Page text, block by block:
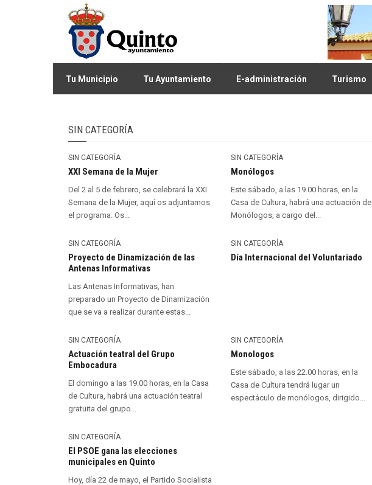
Tu Municipio Tu Ayuntamiento E-administración Turismo
SIN CATEGORÍA
SIN CATEGORÍA
XXI Semana de la Mujer
Del 2 al 5 de febrero, se celebrará la XXI
Semana de la Mujer, aquí os adjuntamos
el programa. Os...
SIN CATEGORÍA
Monólogos
Este sábado, a las 19.00 horas, en la
Casa de Cultura, habrá una actuación de
Monólogos, a cargo del...
SIN CATEGORÍA
Proyecto de Dinamización de las
Antenas Informativas
Las Antenas Informativas, han
preparado un Proyecto de Dinamización
que se va a realizar durante estas...
SIN CATEGORÍA
Día Internacional del Voluntariado
SIN CATEGORÍA
Actuación teatral del Grupo
Embocadura
El domingo a las 19.00 horas, en la Casa
de Cultura, habrá una actuación teatral
gratuita del grupo...
SIN CATEGORÍA
Monologos
Este sábado, a las 22.00 horas, en la
Casa de Cultura tendrá lugar un
espectáculo de monólogos, dirigido...
SIN CATEGORÍA
El PSOE gana las elecciones
municipales en Quinto
Hoy, día 22 de mayo, el Partido Socialista